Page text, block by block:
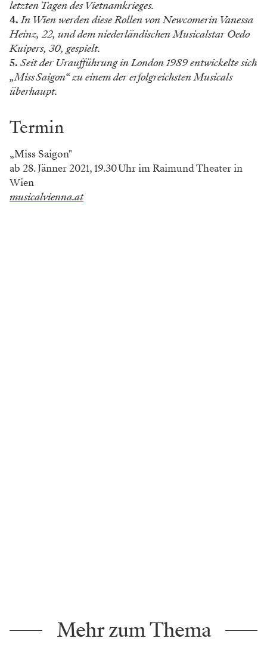
letzten Tagen des Vietnamkrieges.
4.In Wien werden diese Rollen von Newcomerin Vanessa
Heinz, 22, und dem niederländischen Musicalstar Oedo
Kuipers, 30, ­gespielt.
5. Seit der Uraufführung in London 1989 entwickelte sich
„Miss Saigon“ zu einem der erfolg­­reichsten Musicals
überhaupt.
Termin
„Miss Saigon"
ab 28. Jänner 2021, 19.30 Uhr im Raimund Theater in
Wien
musicalvienna.at
Mehr zum Thema